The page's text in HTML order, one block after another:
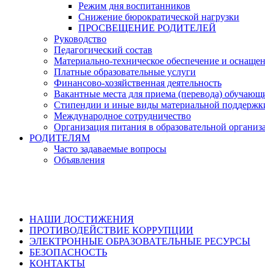
Режим дня воспитанников
Снижение бюрократической нагрузки
ПРОСВЕЩЕНИЕ РОДИТЕЛЕЙ
Руководство
Педагогический состав
Материально-техническое обеспечение и
Платные образовательные услуги
Финансово-хозяйственная деятельность
Вакантные места для приема (перевода)
Стипендии и иные виды материальной
Международное сотрудничество
Организация питания в образовательной
РОДИТЕЛЯМ
Часто задаваемые вопросы
Объявления
НАШИ ДОСТИЖЕНИЯ
ПРОТИВОДЕЙСТВИЕ КОРРУПЦИИ
ЭЛЕКТРОННЫЕ ОБРАЗОВАТЕЛЬНЫЕ РЕСУРСЫ
БЕЗОПАСНОСТЬ
КОНТАКТЫ